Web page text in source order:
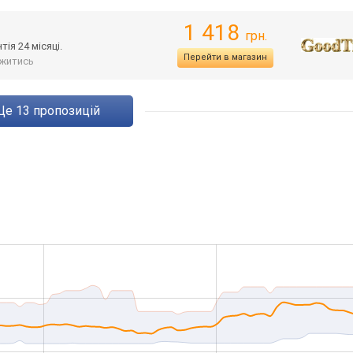
24 місяці.
1 418 грн.
Перейти в магазин
ще 13 пропозицій